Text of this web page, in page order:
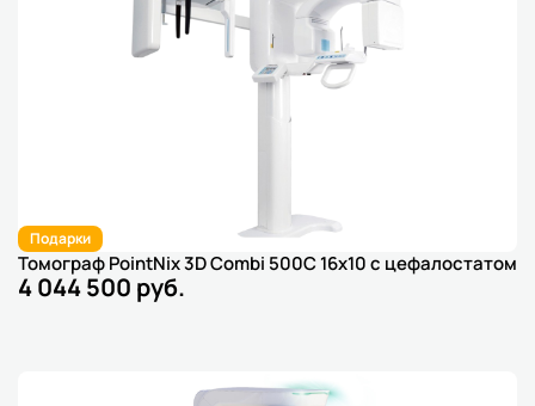
Подарки
Томограф PointNix 3D Combi 500C 16x10 с цефалостатом
4 044 500 руб.